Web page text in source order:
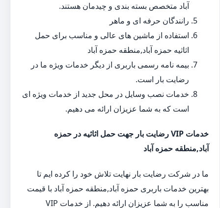
آباد متخصص بسته بندی و چیدمان هستند.
رانندگان حرفه ای و ماهر
استفاده از ماشین های عالی و مناسب برای حمل
اثاثیه حمزه آباد,منطقه حمزه آباد
بیمه نامه رسمی باربری از دیگر خدمات ویژه ما در
رضایت بار است.
خدمات نصب وسایل در محل جدید از خدمات ویژه ای
است که به شما عزیزان ارائه می دهیم.
خدمات VIP رضایت بار جهت حمل اثاثیه در حمزه
آباد,منطقه حمزه آباد
ما در شرکت رضایت بار نهایت تلاش خود را کرده ایم تا
بهترین خدمات باربری حمزه آباد,منطقه حمزه آباد با قیمت
مناسب را به شما عزیزان ارائه دهیم. از خدمات VIP